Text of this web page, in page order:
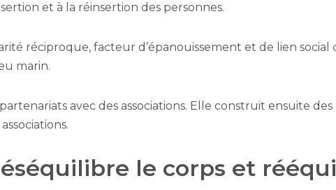
et à la réinsertion des personnes.
réciproque, facteur d’épanouissement et de lien
marin.
avec des associations. Elle construit ensuite
le corps et